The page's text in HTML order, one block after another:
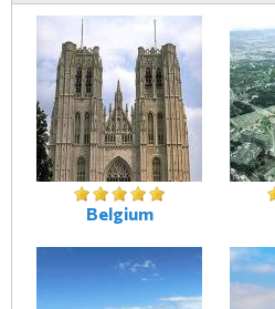
Belgium